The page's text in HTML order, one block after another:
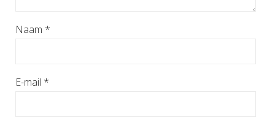
Naam *
E-mail *